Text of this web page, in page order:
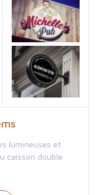
lumineuses et
caisson double